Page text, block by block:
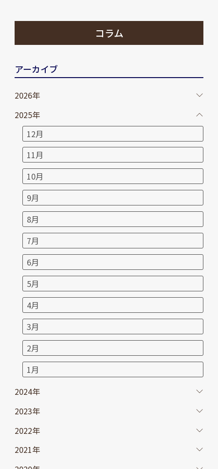
コラム
アーカイブ
2026年
2025年
12月
11月
10月
9月
8月
7月
6月
5月
4月
3月
2月
1月
2024年
2023年
2022年
2021年